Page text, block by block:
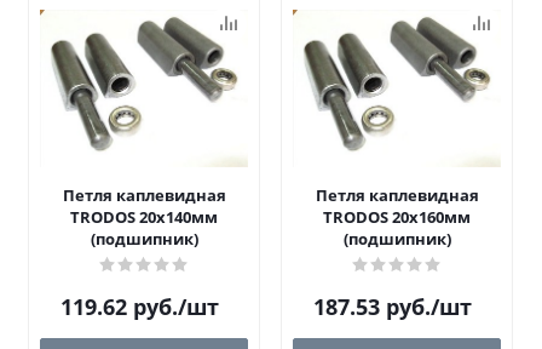
Петля каплевидная
TRODOS 20х140мм
(подшипник)
119.62 руб./шт
Петля каплевидная
TRODOS 20х160мм
(подшипник)
187.53 руб./шт